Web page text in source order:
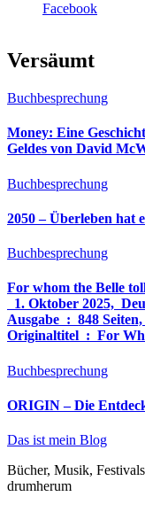
Facebook
Versäumt
Buchbesprechung
Money: Eine
Geldes von David
Buchbesprechung
2050 – Überleben hat
Buchbesprechung
For whom the Belle
1. Oktober 2025,
Ausgabe ‏ : ‎ 848 Seiten, ISBN-13 ‏ : ‎ 978-3764533694,
Originaltitel
Buchbesprechung
ORIGIN – Die
Das ist mein Blog
Bücher, Musik,
drumherum